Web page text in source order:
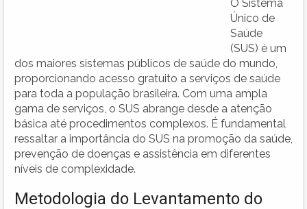
O Sistema
Único de
Saúde
(SUS) é um
dos maiores sistemas públicos de saúde do mundo,
proporcionando acesso gratuito a serviços de saúde
para toda a população brasileira. Com uma ampla
gama de serviços, o SUS abrange desde a atenção
básica até procedimentos complexos. É fundamental
ressaltar a importância do SUS na promoção da saúde,
prevenção de doenças e assistência em diferentes
níveis de complexidade.
Metodologia do Levantamento do